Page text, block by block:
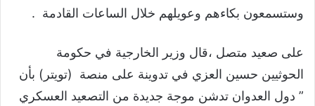
وستسمعون بكاءهم وعويلهم خلال الساعات القادمة .
على صعيد متصل ،قال وزير الخارجية في حكومة
الحوثيين حسين العزي في تدوينة على منصة (تويتر) بأن
” دول العدوان تدشن موجة جديدة من التصعيد العسكري